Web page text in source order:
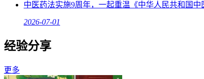
中医药法实施9周年，一起重温《中华人民共和国中
2026-07-01
经验分享
更多